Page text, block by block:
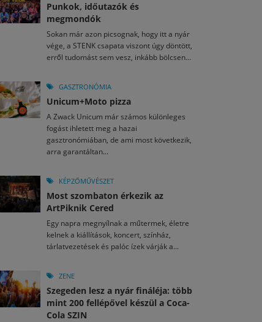
Punkok, időutazók és
megmondók
Sokan már azon picsognak, hogy itt a nyár
vége, a STENK csapata viszont úgy döntött,
erről tudomást sem vesz, inkább bölcsen...
GASZTRONÓMIA
Unicum+Moto pizza
A Zwack Unicum már számos különleges
fogást ihletett meg a hazai
gasztronómiában, de ami most következik,
arra garantáltan...
KÉPZŐMŰVÉSZET
Most szombaton érkezik az
ArtPiknik Cered
Egy napra megnyílnak a műtermek, életre
kelnek a kiállítások, koncert, színház,
tárlatvezetések és palóc ízek várják a...
ZENE
Szegeden lesz a nyár fináléja: több
mint 200 fellépővel készül a Coca-
Cola SZIN